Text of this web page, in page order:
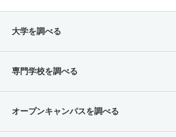
大学を調べる
専門学校を調べる
オープンキャンパスを調べる